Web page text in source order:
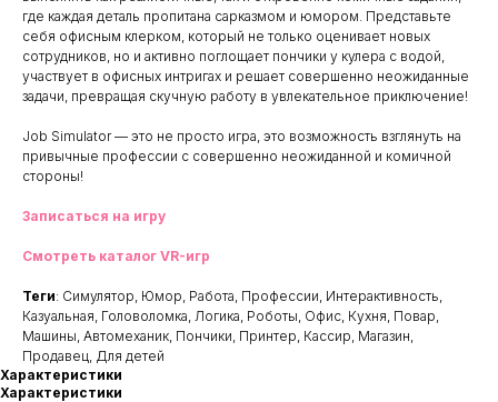
где каждая деталь пропитана сарказмом и юмором. Представьте
себя офисным клерком, который не только оценивает новых
сотрудников, но и активно поглощает пончики у кулера с водой,
участвует в офисных интригах и решает совершенно неожиданные
задачи, превращая скучную работу в увлекательное приключение!
Job Simulator — это не просто игра, это возможность взглянуть на
привычные профессии с совершенно неожиданной и комичной
стороны!
Записаться на игру
Смотреть каталог VR-игр
Теги: Симулятор, Юмор, Работа, Профессии, Интерактивность,
Казуальная, Головоломка, Логика, Роботы, Офис, Кухня, Повар,
Машины, Автомеханик, Пончики, Принтер, Кассир, Магазин,
Продавец, Для детей
Характеристики
Характеристики